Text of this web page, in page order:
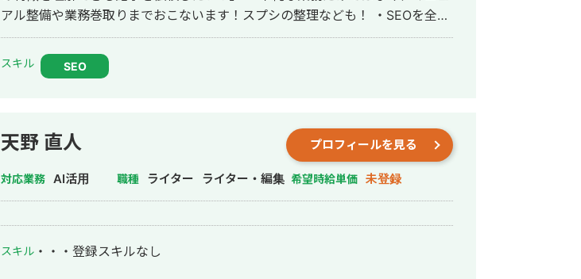
アル整備や業務巻取りまでおこないます！スプシの整理なども！ ・SEOを全般
的に対応可能で、内部・外部・コンテンツ・E-E-A-Tに関する提案も可能で
す！ ・業界を入念に調べたうえで、AIやキュレーションでは作成できない記事
を納品します！ ■実績 #SEO ・200記事以上作成 ・検索順位10位以内多数 ・
虫駆除 ・家事 担当業務・得意業務 ■得意業務 ・マニュアル作成 ・業務まきと
り
スキル SEO
天野 直人 プロフィールを見る
対応業務 AI活用 職種 ライター ライター・編集 希望時給単価 未登録
スキル ・・・ 登録スキルなし